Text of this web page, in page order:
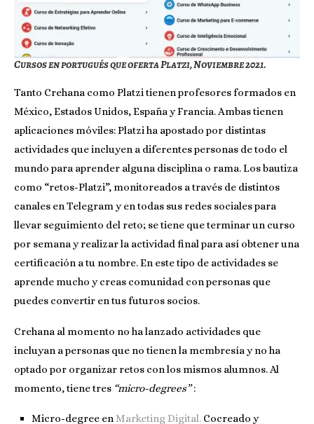
Cursos en portugués que oferta Platzi, Noviembre 2021.
Tanto Crehana como Platzi tienen profesores formados en
México, Estados Unidos, España y Francia. Ambas tienen
aplicaciones móviles: Platzi ha apostado por distintas
actividades que incluyen a diferentes personas de todo el
mundo para aprender alguna disciplina o rama. Los bautiza
como “retos-Platzi”, monitoreados a través de distintos
canales en Telegram y en todas sus redes sociales para
llevar seguimiento del reto; se tiene que terminar un curso
por semana y realizar la actividad final para así obtener una
certificación a tu nombre. En este tipo de actividades se
aprende mucho y creas comunidad con personas que
puedes convertir en tus futuros socios.
Crehana al momento no ha lanzado actividades que
incluyan a personas que no tienen la membresía y no ha
optado por organizar retos con los mismos alumnos. Al
momento, tiene tres “micro-degrees”:
Micro-degree en Marketing Digital. Cocreado y